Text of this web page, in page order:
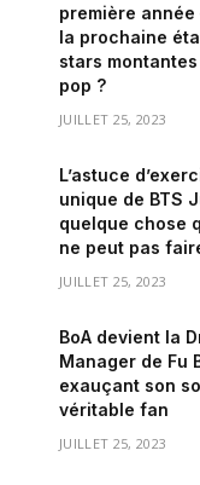
première année
la prochaine
stars
pop ?
JUILLET 25, 2023
L’astuce
unique de BTS
quelque chose
ne peut pas
JUILLET 25, 2023
BoA devient la
Manager de Fu
exauçant son
véritable fan
JUILLET 25, 2023